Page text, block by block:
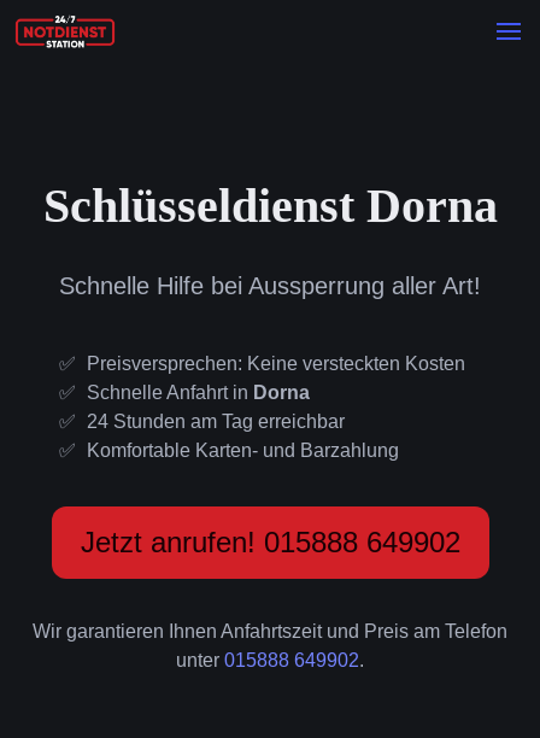
Schlüsseldienst Dorna
Schnelle Hilfe bei Aussperrung aller Art!
Preisversprechen: Keine versteckten Kosten
Schnelle Anfahrt in Dorna
24 Stunden am Tag erreichbar
Komfortable Karten- und Barzahlung
Jetzt anrufen! 015888 649902
Wir garantieren Ihnen Anfahrtszeit und Preis am Telefon
unter 015888 649902.